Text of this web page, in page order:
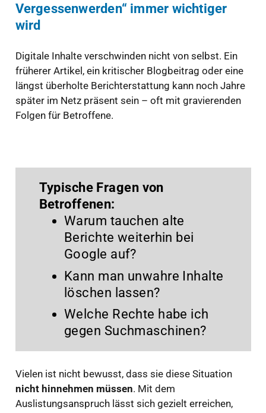
Vergessenwerden“ immer wichtiger
wird
Digitale Inhalte verschwinden nicht von selbst. Ein
früherer Artikel, ein kritischer Blogbeitrag oder eine
längst überholte Berichterstattung kann noch Jahre
später im Netz präsent sein – oft mit gravierenden
Folgen für Betroffene.
Typische Fragen von
Betroffenen:
Warum tauchen alte
Berichte weiterhin bei
Google auf?
Kann man unwahre Inhalte
löschen lassen?
Welche Rechte habe ich
gegen Suchmaschinen?
Vielen ist nicht bewusst, dass sie diese Situation
nicht hinnehmen müssen. Mit dem
Auslistungsanspruch lässt sich gezielt erreichen,